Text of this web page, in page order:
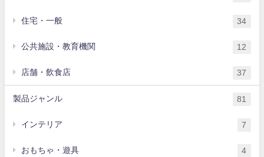
住宅・一般 34
公共施設・教育機関 12
店舗・飲食店 37
製品ジャンル 81
インテリア 7
おもちゃ・遊具 4